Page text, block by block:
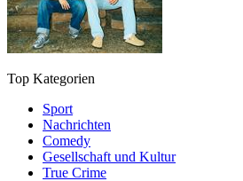
Top Kategorien
Sport
Nachrichten
Comedy
Gesellschaft und Kultur
True Crime